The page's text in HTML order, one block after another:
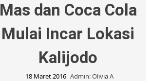
Mas dan Coca Cola
Mulai Incar Lokasi
Kalijodo
18 Maret 2016 Admin: Olivia A